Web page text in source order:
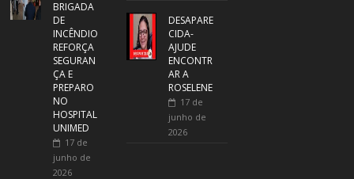
BRIGADA
DE
INCÊNDIO
REFORÇA
SEGURAN
ÇA E
PREPARO
NO
HOSPITAL
UNIMED
17 de
junho de
2026
DESAPARE
CIDA-
AJUDE
ENCONTR
AR A
ROSELENE
17 de
junho de
2026